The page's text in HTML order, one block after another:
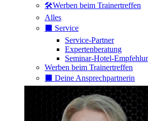
🛠️Werben beim Trainertreffen
Alles
⬛️ Service
Service-Partner
Expertenberatung
Seminar-Hotel-
Werben beim Trainertreffen
⬛️ Deine Ansprechpartnerin